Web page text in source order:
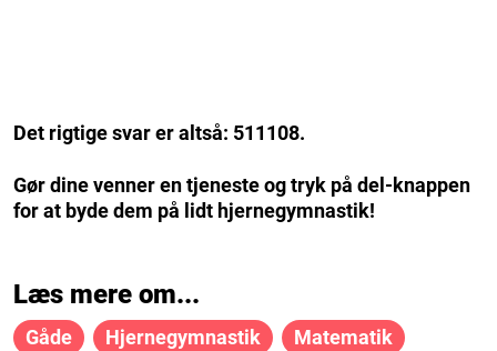
Det rigtige svar er altså: 511108.
Gør dine venner en tjeneste og tryk på del-knappen
for at byde dem på lidt hjernegymnastik!
Læs mere om...
Gåde Hjernegymnastik Matematik